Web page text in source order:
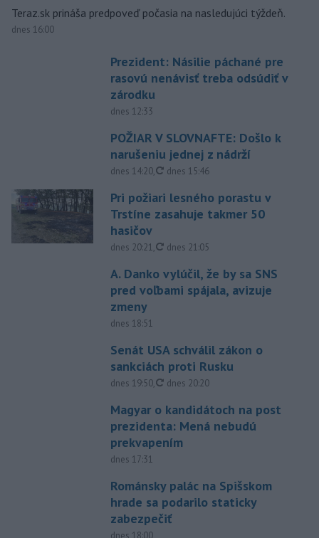
Teraz.sk prináša predpoveď počasia na nasledujúci týždeň.
dnes 16:00
Prezident: Násilie páchané pre
rasovú nenávisť treba odsúdiť v
zárodku
dnes 12:33
POŽIAR V SLOVNAFTE: Došlo k
narušeniu jednej z nádrží
dnes 14:20, aktualizované
dnes 15:46
Pri požiari lesného porastu v
Trstíne zasahuje takmer 50
hasičov
dnes 20:21, aktualizované
dnes 21:05
A. Danko vylúčil, že by sa SNS
pred voľbami spájala, avizuje
zmeny
dnes 18:51
Senát USA schválil zákon o
sankciách proti Rusku
dnes 19:50, aktualizované
dnes 20:20
Magyar o kandidátoch na post
prezidenta: Mená nebudú
prekvapením
dnes 17:31
Románsky palác na Spišskom
hrade sa podarilo staticky
zabezpečiť
dnes 18:00